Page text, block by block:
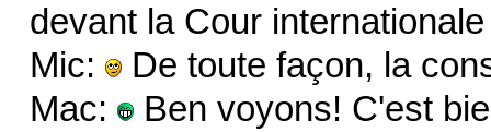
devant la Cour
Mic:
De toute façon, la
Mac:
Ben voyons! C'est